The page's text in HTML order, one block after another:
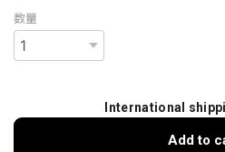
数量
International
Add to